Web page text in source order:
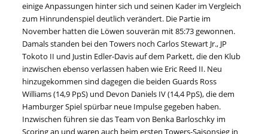
einige Anpassungen hinter sich und seinen Kader im Vergleich
zum Hinrundenspiel deutlich verändert. Die Partie im
November hatten die Löwen souverän mit 85:73 gewonnen.
Damals standen bei den Towers noch Carlos Stewart Jr., JP
Tokoto II und Justin Edler-Davis auf dem Parkett, die den Klub
inzwischen ebenso verlassen haben wie Eric Reed II. Neu
hinzugekommen sind dagegen die beiden Guards Ross
Williams (14,9 PpS) und Devon Daniels IV (14,4 PpS), die dem
Hamburger Spiel spürbar neue Impulse gegeben haben.
Inzwischen führen sie das Team von Benka Barloschky im
Scoring an und waren auch beim ersten Towers-Saisonsieg in